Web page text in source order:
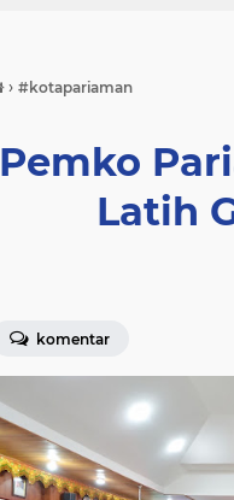
› #kotapariaman
Pemko
Latih
komentar